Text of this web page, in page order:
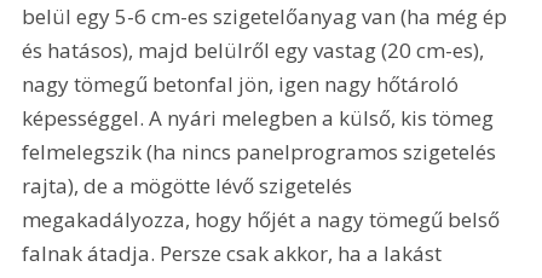
belül egy 5-6 cm-es szigetelőanyag van (ha még ép
és hatásos), majd belülről egy vastag (20 cm-es),
nagy tömegű betonfal jön, igen nagy hőtároló
képességgel. A nyári melegben a külső, kis tömeg
felmelegszik (ha nincs panelprogramos szigetelés
rajta), de a mögötte lévő szigetelés
megakadályozza, hogy hőjét a nagy tömegű belső
falnak átadja. Persze csak akkor, ha a lakást